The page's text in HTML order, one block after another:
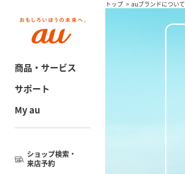
商品・サービス
サポート
My au
ショップ検索・
来店予約
トップ auブランドについて